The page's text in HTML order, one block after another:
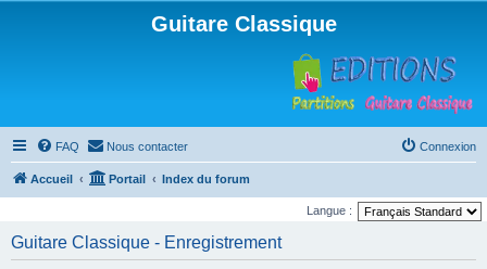
Guitare Classique
FAQ Nous contacter Connexion
Accueil Portail Index du forum
Langue :
Guitare Classique - Enregistrement